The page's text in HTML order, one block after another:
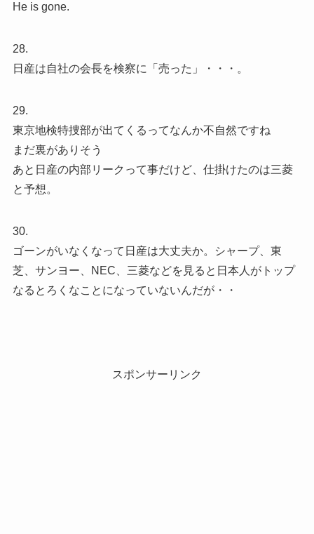
He is gone.
28.
日産は自社の会長を検察に「売った」・・・。
29.
東京地検特捜部が出てくるってなんか不自然ですね
まだ裏がありそう
あと日産の内部リークって事だけど、仕掛けたのは三菱
と予想。
30.
ゴーンがいなくなって日産は大丈夫か。シャープ、東
芝、サンヨー、NEC、三菱などを見ると日本人がトップ
なるとろくなことになっていないんだが・・
スポンサーリンク